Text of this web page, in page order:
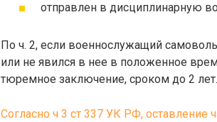
отправлен в дисциплинарную
По ч. 2, если военнослужащий
или не явился в нее в положенное
тюремное заключение, сроком до 2 лет.
Согласно ч 3 ст 337 УК РФ, оставление